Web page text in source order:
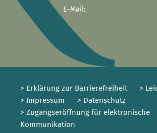
E-Mail:
> Erklärung zur Barrierefreiheit
>
> Impressum
> Datenschutz
> Zugangseröffnung für elektronische
Kommunikation